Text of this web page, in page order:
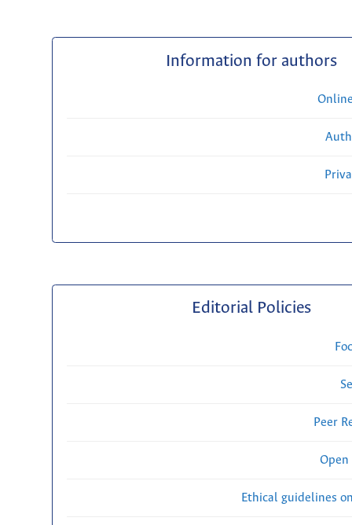
Information for authors
Editorial Policies
Peer
Open
Ethical guidelines